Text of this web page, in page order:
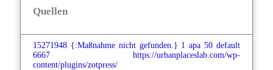
Quellen
15271948 {:Maßnahme nicht gefunden.} 1 apa 50 default
6667
https://urbanplaceslab.com/wp-
content/plugins/zotpress/